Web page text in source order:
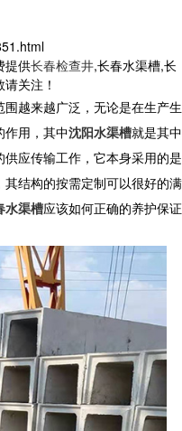
提供长春检查井,长春水渠槽,长
关注！
越来越广泛，无论是在生产生
作用，其中沈阳水渠槽就是其中
应传输工作，它本身采用的是
结构的按需定制可以很好的满
水渠槽应该如何正确的养护保证